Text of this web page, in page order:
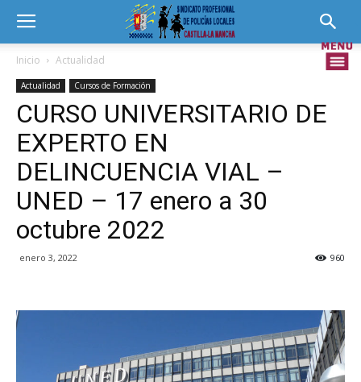
Inicio Actualidad
Actualidad Cursos de Formación
CURSO UNIVERSITARIO DE
EXPERTO EN
DELINCUENCIA VIAL –
UNED – 17 enero a 30
octubre 2022
enero 3, 2022 960